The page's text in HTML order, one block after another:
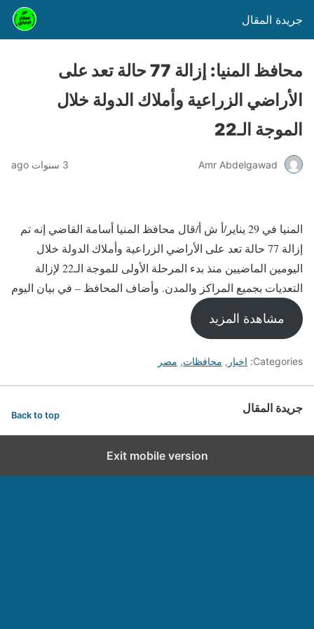
جريدة المقال
محافظ المنيا: إزالة 77 حالة تعد على
الأراضي الزراعية وأملاك الدولة خلال
الموجة الـ22
Amr Abdelgawad 3 سنوات ago
المنيا في 29 يناير/أ ش أ/قال محافظ المنيا أسامة القاضي إنه تم
إزالة 77 حالة تعد على الأراضي الزراعية وأملاك الدولة خلال
اليومين الماضيين منذ بدء المرحلة الأولى للموجة الـ22 لإزالة
التعديات بجميع المراكز والمدن. وأضاف المحافظ – في بيان اليوم
مشاهدة المزيد
Categories: اخبار , محافظات, مصر
جريدة المقال Back to top
Exit mobile version